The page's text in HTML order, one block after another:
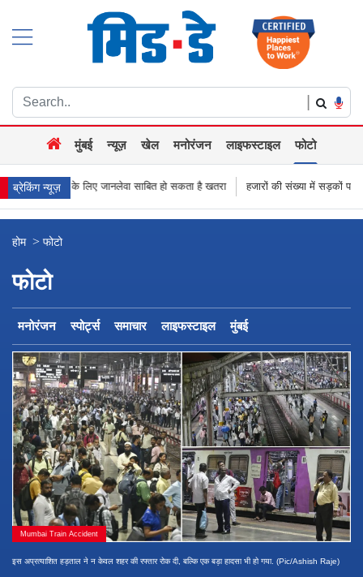
|
मुंबई न्यूज़ खेल मनोरंजन लाइफस्टाइल फोटो
ब्रेकिंग न्यूज़
हो सकता है खतरा हजारों की संख्या में सड़कों पर उतरे किसान, नागपुर-हैदराबाद
होम > फोटो
फोटो
मनोरंजन स्पोर्ट्स समाचार लाइफस्टाइल मुंबई
Mumbai Train Accident
इस अप्रत्याशित हड़ताल ने न केवल शहर की रफ्तार रोक दी, बल्कि एक बड़ा हादसा भी हो गया. (Pic/Ashish Raje)